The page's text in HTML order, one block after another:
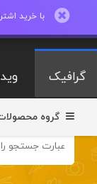
با خرید اشتراک ماهیانه تا 600 طرح لایه
گرافیک
گروه